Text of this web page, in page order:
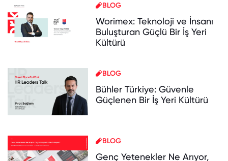
BLOG
Worimex: Teknoloji ve İnsanı
Buluşturan Güçlü Bir İş Yeri
Kültürü
BLOG
Bühler Türkiye: Güvenle
Güçlenen Bir İş Yeri Kültürü
BLOG
Genç Yetenekler Ne Arıyor,